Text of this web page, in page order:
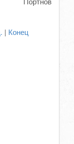
| Конец